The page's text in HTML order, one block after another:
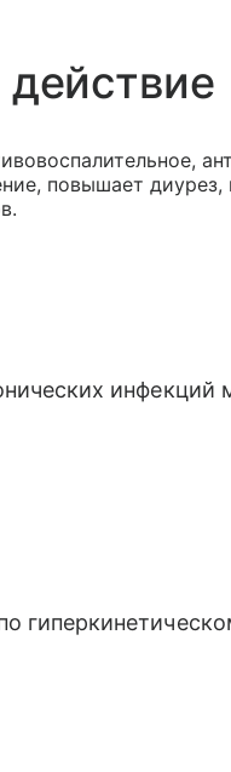
повышает диурез,